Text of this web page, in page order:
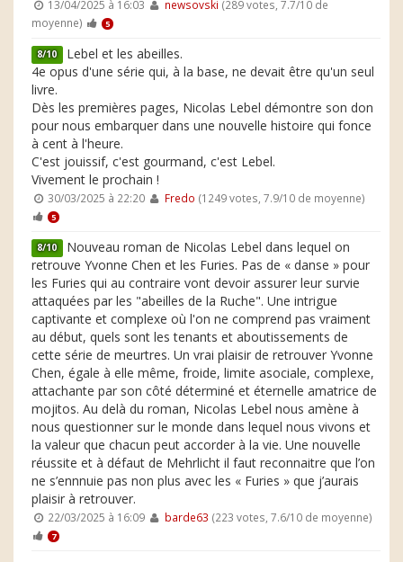
13/04/2025 à 16:03 newsovski (289 votes, 7.7/10 de
moyenne)
5
8/10 Lebel et les abeilles.
4e opus d'une série qui, à la base, ne devait être qu'un seul
livre.
Dès les premières pages, Nicolas Lebel démontre son don
pour nous embarquer dans une nouvelle histoire qui fonce
à cent à l'heure.
C'est jouissif, c'est gourmand, c'est Lebel.
Vivement le prochain !
30/03/2025 à 22:20 Fredo (1249 votes, 7.9/10 de moyenne)
5
8/10 Nouveau roman de Nicolas Lebel dans lequel on
retrouve Yvonne Chen et les Furies. Pas de « danse » pour
les Furies qui au contraire vont devoir assurer leur survie
attaquées par les "abeilles de la Ruche". Une intrigue
captivante et complexe où l'on ne comprend pas vraiment
au début, quels sont les tenants et aboutissements de
cette série de meurtres. Un vrai plaisir de retrouver Yvonne
Chen, égale à elle même, froide, limite asociale, complexe,
attachante par son côté déterminé et éternelle amatrice de
mojitos. Au delà du roman, Nicolas Lebel nous amène à
nous questionner sur le monde dans lequel nous vivons et
la valeur que chacun peut accorder à la vie. Une nouvelle
réussite et à défaut de Mehrlicht il faut reconnaitre que l’on
ne s’ennnuie pas non plus avec les « Furies » que j’aurais
plaisir à retrouver.
22/03/2025 à 16:09 barde63 (223 votes, 7.6/10 de moyenne)
7